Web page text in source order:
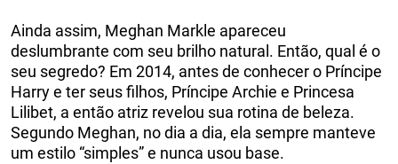
Ainda assim, Meghan Markle apareceu
deslumbrante com seu brilho natural. Então, qual é o
seu segredo? Em 2014, antes de conhecer o Príncipe
Harry e ter seus filhos, Príncipe Archie e Princesa
Lilibet, a então atriz revelou sua rotina de beleza.
Segundo Meghan, no dia a dia, ela sempre manteve
um estilo “simples” e nunca usou base.